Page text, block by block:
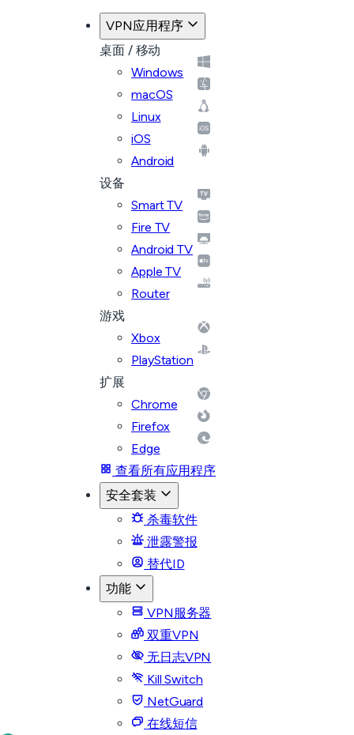
VPN应用程序
桌面 / 移动
Windows
macOS
Linux
iOS
Android
设备
Smart TV
Fire TV
Android TV
Apple TV
Router
游戏
Xbox
PlayStation
扩展
Chrome
Firefox
Edge
查看所有应用程序
安全套装
杀毒软件
泄露警报
替代ID
功能
VPN服务器
双重VPN
无日志VPN
Kill Switch
NetGuard
在线短信